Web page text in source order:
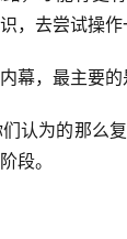
，去尝试操作
幕，最主要
认为的那
段。